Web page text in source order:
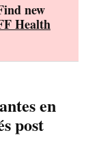
new
Health
en
post